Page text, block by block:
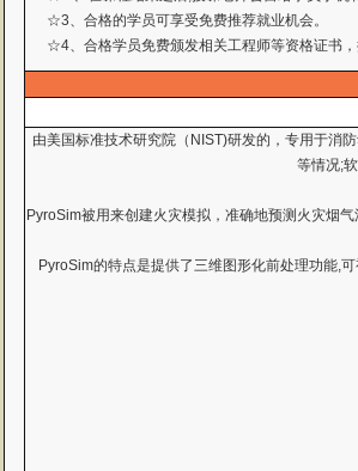
☆3、合格的学员可享受免费推荐就业机会。
☆4、合格学员免费颁发相关工程师等资格证书，
由美国标准技术研究院（NIST)研发的，专用于消
等情况;
PyroSim被用来创建火灾模拟，准确地预测火灾烟
PyroSim的特点是提供了三维图形化前处理功能,